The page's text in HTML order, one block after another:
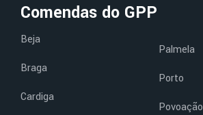
Comendas do GPP
Beja
Braga
Cardiga
Palmela
Porto
Povoação